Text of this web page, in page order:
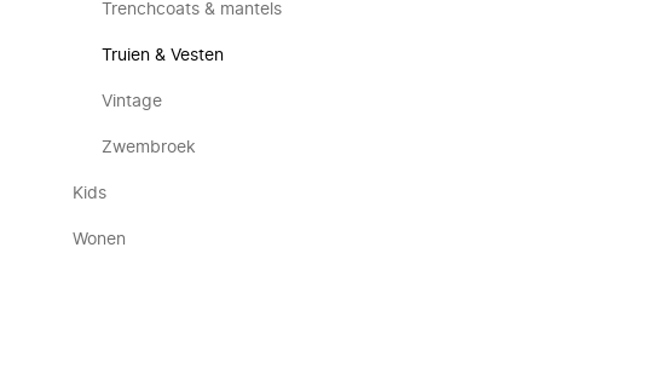
Trenchcoats & mantels
Truien & Vesten
Vintage
Zwembroek
Kids
Wonen